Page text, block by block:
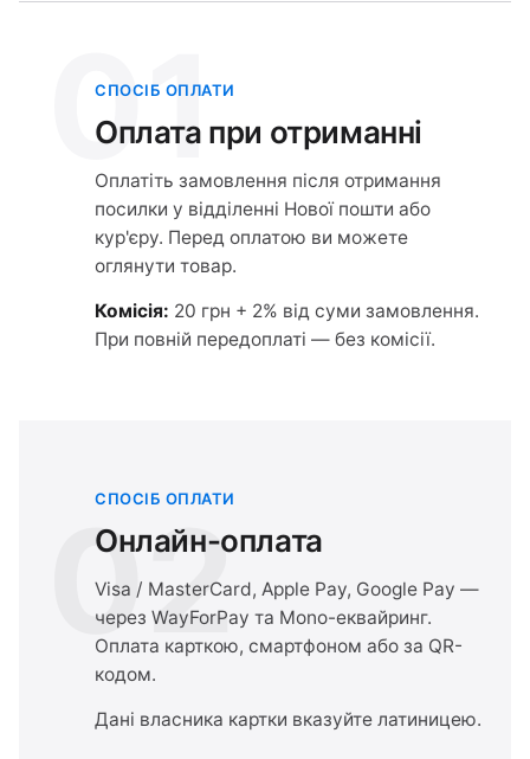
01
СПОСІБ ОПЛАТИ
Оплата при отриманні
Оплатіть замовлення після отримання
посилки у відділенні Нової пошти або
кур'єру. Перед оплатою ви можете
оглянути товар.
Комісія: 20 грн + 2% від суми замовлення.
При повній передоплаті — без комісії.
02
СПОСІБ ОПЛАТИ
Онлайн-оплата
Visa / MasterCard, Apple Pay, Google Pay —
через WayForPay та Mono-еквайринг.
Оплата карткою, смартфоном або за QR-
кодом.
Дані власника картки вказуйте латиницею.